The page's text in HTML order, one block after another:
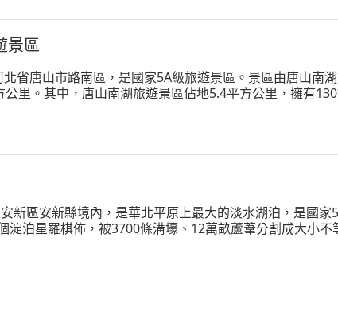
景區
北省唐山市路南區，是國家5A級旅遊景區。景區由唐山南
里。其中，唐山南湖旅遊景區佔地5.4平方公里，擁有
新區安新縣境內，是華北平原上最大的淡水湖泊，是國
淀泊星羅棋佈，被3700條溝壕、12萬畝蘆葦分割成大小不